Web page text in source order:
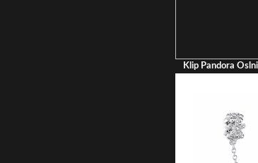
Klip Pandora